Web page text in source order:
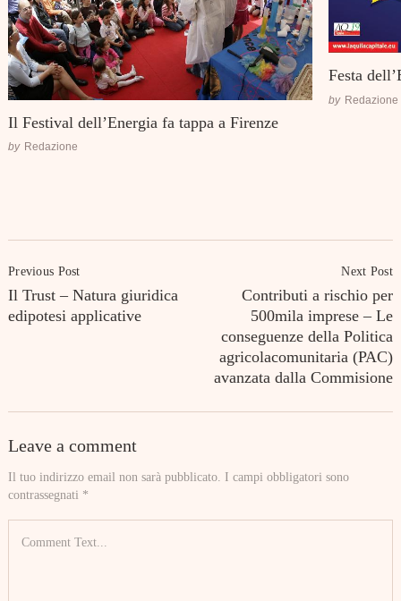
Il Festival dell’Energia fa tappa a Firenze
by Redazione
Festa
by Redazione
Navigation
Previous Post
Il Trust – Natura giuridica
edipotesi applicative
Next Post
Contributi a rischio per
500mila imprese – Le
conseguenze della Politica
agricolacomunitaria (PAC)
avanzata dalla Commisione
Leave a comment
Il tuo indirizzo email non sarà pubblicato. I campi obbligatori sono
contrassegnati *